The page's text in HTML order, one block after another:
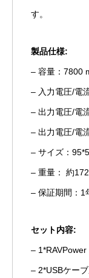
す。
製品仕様:
– 容量：7800
– 入力電圧/電
– 出力電圧/電
– 出力電圧/電
– サイズ：
– 重量： 約
– 保証期間：1
セット内容:
–
– 2*USBケー